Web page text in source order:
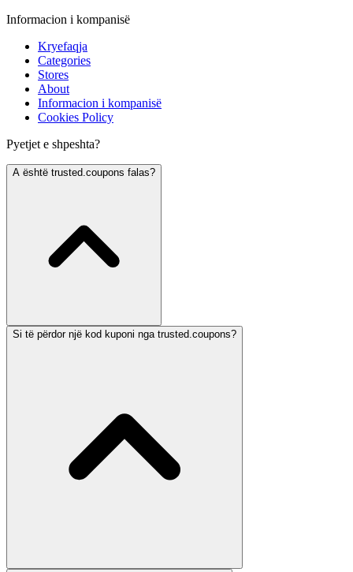
Informacion i kompanisë
Kryefaqja
Categories
Stores
About
Informacion i kompanisë
Cookies Policy
Pyetjet e shpeshta?
A është trusted.coupons falas?
Si të përdor një kod kuponi nga trusted.coupons?